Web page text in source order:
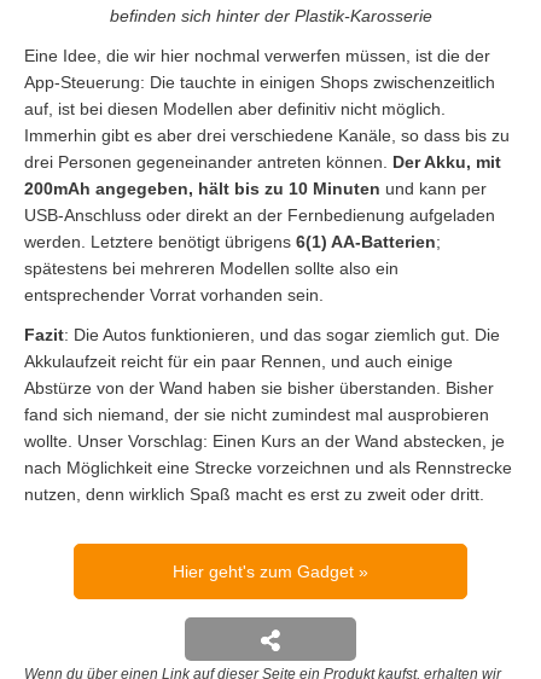
befinden sich hinter der Plastik-Karosserie
Eine Idee, die wir hier nochmal verwerfen müssen, ist die der
App-Steuerung: Die tauchte in einigen Shops zwischenzeitlich
auf, ist bei diesen Modellen aber definitiv nicht möglich.
Immerhin gibt es aber drei verschiedene Kanäle, so dass bis zu
drei Personen gegeneinander antreten können. Der Akku, mit
200mAh angegeben, hält bis zu 10 Minuten und kann per
USB-Anschluss oder direkt an der Fernbedienung aufgeladen
werden. Letztere benötigt übrigens 6(1) AA-Batterien;
spätestens bei mehreren Modellen sollte also ein
entsprechender Vorrat vorhanden sein.
Fazit: Die Autos funktionieren, und das sogar ziemlich gut. Die
Akkulaufzeit reicht für ein paar Rennen, und auch einige
Abstürze von der Wand haben sie bisher überstanden. Bisher
fand sich niemand, der sie nicht zumindest mal ausprobieren
wollte. Unser Vorschlag: Einen Kurs an der Wand abstecken, je
nach Möglichkeit eine Strecke vorzeichnen und als Rennstrecke
nutzen, denn wirklich Spaß macht es erst zu zweit oder dritt.
Hier geht's zum Gadget
Wenn du über einen Link auf dieser Seite ein Produkt kaufst, erhalten wir